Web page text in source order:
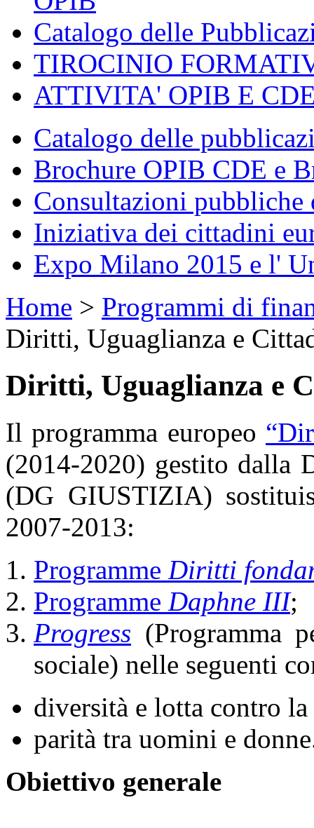
Catalogo delle
TIROCINIO
ATTIVITA' OPIB E
Catalogo delle
Brochure OPIB CDE e
Consultazioni pubbliche
Iniziativa dei cittadini
Expo Milano 2015 e l'
Home > Programmi di
Diritti, Uguaglianza e
Diritti, Uguaglianza e
Il programma europeo
(2014-2020) gestito dalla
(DG GIUSTIZIA)
2007-2013:
Programme Diritti
Programme Daphne III;
Progress (Programma
sociale) nelle seguenti
diversità e lotta contro
parità tra uomini e
Obiettivo generale